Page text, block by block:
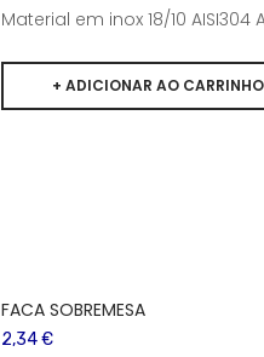
Material em inox 18/10
FACA SOBREMESA
2,34 €